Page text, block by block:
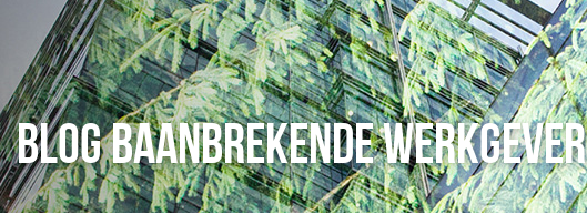
BLOG BAANBREKENDE WERKGEVER